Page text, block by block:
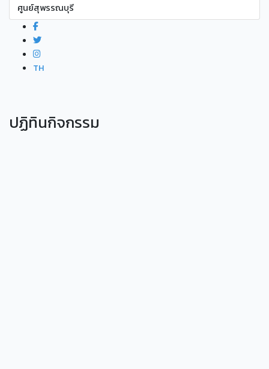
ศูนย์สุพรรณบุรี
TH
ปฏิทินกิจกรรม